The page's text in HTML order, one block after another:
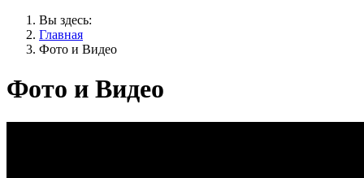
Вы здесь:
Главная
Фото и Видео
Фото и Видео